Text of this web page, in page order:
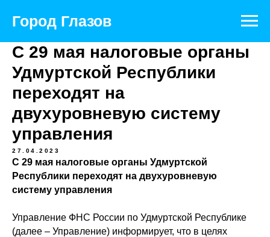
Город Глазов
С 29 мая налоговые органы
Удмуртской Республики
переходят на
двухуровневую систему
управления
27.04.2023
С 29 мая налоговые органы Удмуртской
Республики переходят на двухуровневую
систему управления
Управление ФНС России по Удмуртской Республике
(далее – Управление) информирует, что в целях